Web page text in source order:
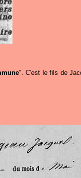
". C'est le fils de